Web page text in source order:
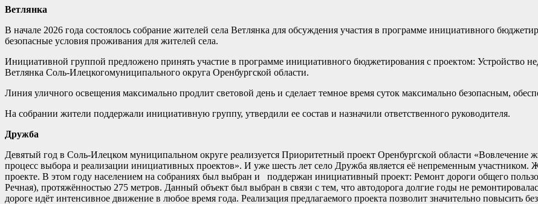
Ветлянка
В начале 2026 года состоялось собрание жителей села Ветлянка для обсуждения участия в программе инициативного
безопасные условия проживания для жителей села.
Инициативной группой предложено принять участие в программе инициативного бюджетирования с проектом: Устройство
Ветлянка Соль-Илецкогомуниципального округа Оренбургской области.
Линия уличного освещения максимально продлит световой день и сделает темное время суток максимально безопасным,
На собрании жители поддержали инициативную группу, утвердили ее состав и назначили ответственного руководителя.
Дружба
Девятый год в Соль-Илецком муниципальном округе реализуется Приоритетный проект Оренбургской области «Вовлечение
процесс выбора и реализации инициативных проектов». И уже шесть лет село Дружба является её непременным
проекте. В этом году населением на собраниях был выбран и поддержан инициативный проект: Ремонт дороги общего
Речная), протяжённостью 275 метров. Данный объект был выбран в связи с тем, что автодорога долгие годы не
дороге идёт интенсивное движение в любое время года. Реализация предлагаемого проекта позволит значительно повысить